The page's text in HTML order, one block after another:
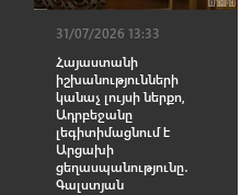
31/07/2026 13:33
Հայաստանի
իշխանությունների
կանաչ լույսի ներքո,
Ադրբեջանը
լեգիտիմացնում է
Արցախի
ցեղասպանությունը․
Գալստյան